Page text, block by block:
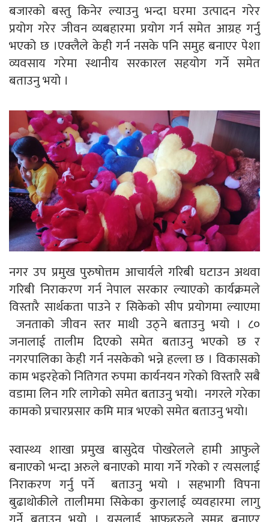
बजारको बस्तु किनेर ल्याउनु भन्दा घरमा उत्पादन गरेर
प्रयोग गरेर जीवन व्यबहारमा प्रयोग गर्न समेत आग्रह गर्नु
भएको छ ।एक्लैले केही गर्न नसके पनि समुह बनाएर पेशा
व्यवसाय गरेमा स्थानीय सरकारल सहयोग गर्ने समेत
बताउनु भयो ।
नगर उप प्रमुख पुरुषोत्तम आचार्यले गरिबी घटाउन अथवा
गरिबी निराकरण गर्न नेपाल सरकार ल्याएको कार्यक्रमले
विस्तारै सार्थकता पाउने र सिकेको सीप प्रयोगमा ल्याएमा
जनताको जीवन स्तर माथी उठ्ने बताउनु भयो । ८०
जनालाई तालीम दिएको समेत बताउनु भएको छ र
नगरपालिका केही गर्न नसकेको भन्ने हल्ला छ । विकासको
काम भइरहेको नितिगत रुपमा कार्यनयन गरेको विस्तारै सबै
वडामा लिन गरि लागेको समेत बताउनु भयो। नगरले गरेका
कामको प्रचारप्रसार कमि मात्र भएको समेत बताउनु भयो।
स्वास्थ्य शाखा प्रमुख बासुदेव पोखरेलले हामी आफुले
बनाएको भन्दा अरुले बनाएको माया गर्ने गरेको र त्यसलाई
निराकरण गर्नु पर्ने बताउनु भयो । सहभागी विपना
बुढाथोकीले तालीममा सिकेका कुरालाई व्यवहारमा लागु